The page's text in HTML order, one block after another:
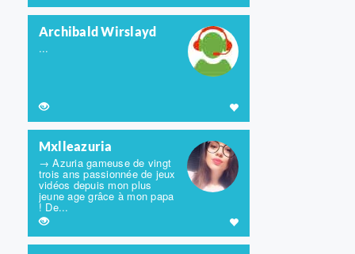
Archibald Wirslayd
...
Mxlleazuria
→ Azuria gameuse de vingt
trois ans passionnée de jeux
vidéos depuis mon plus
jeune age grâce à mon papa
! De...